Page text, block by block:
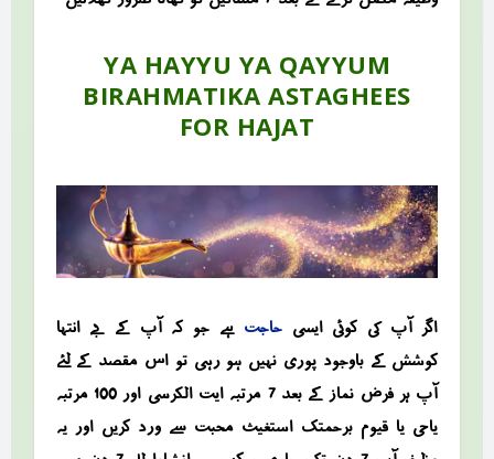
YA HAYYU YA QAYYUM
BIRAHMATIKA ASTAGHEES
FOR HAJAT
اگر آپ کی کوئی ایسی حاجت ہے جو کہ آپ کے بے انتہا
کوشش کے باوجود پوری نہیں ہو رہی تو اس مقصد کے لئے
آپ ہر فرض نماز کے بعد 7 مرتبہ ایت الکرسی اور 100 مرتبہ
یاحی یا قیوم برحمتک استغیث محبت سے ورد کریں اور یہ